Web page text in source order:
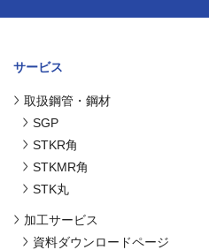
サービス
取扱鋼管・鋼材
SGP
STKR角
STKMR角
STK丸
加工サービス
資料ダウンロードページ